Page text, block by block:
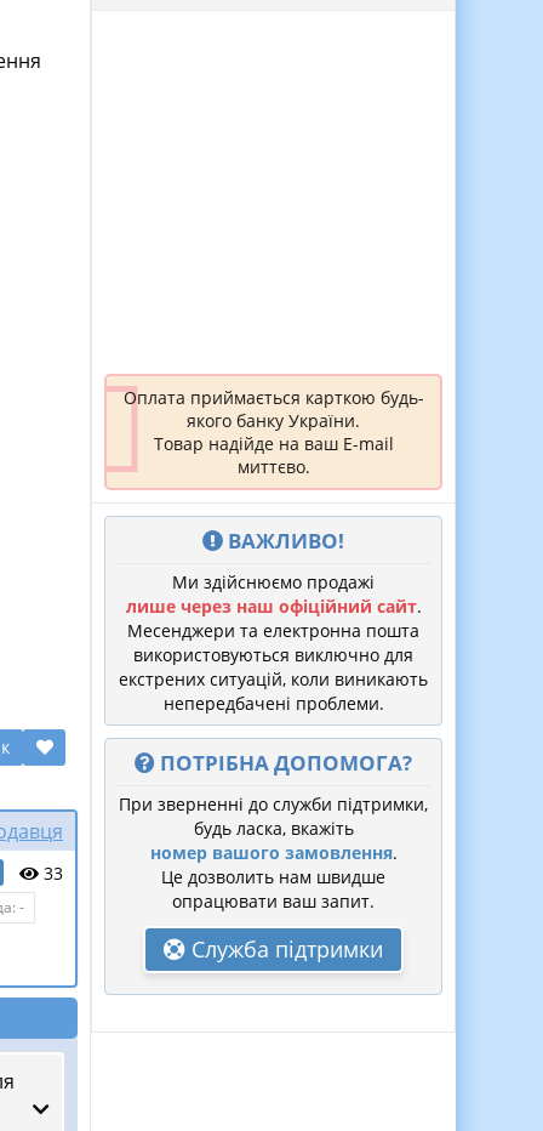
33
-
Оплата приймається карткою будь-
якого банку України.
Товар надійде на ваш E-mail
миттєво.
ВАЖЛИВО!
Ми здійснюємо продажі
лише через наш офіційний сайт.
Месенджери та електронна пошта
використовуються виключно для
екстрених ситуацій, коли виникають
непередбачені проблеми.
ПОТРІБНА ДОПОМОГА?
При зверненні до служби підтримки,
будь ласка, вкажіть
номер вашого замовлення.
Це дозволить нам швидше
опрацювати ваш запит.
Служба підтримки